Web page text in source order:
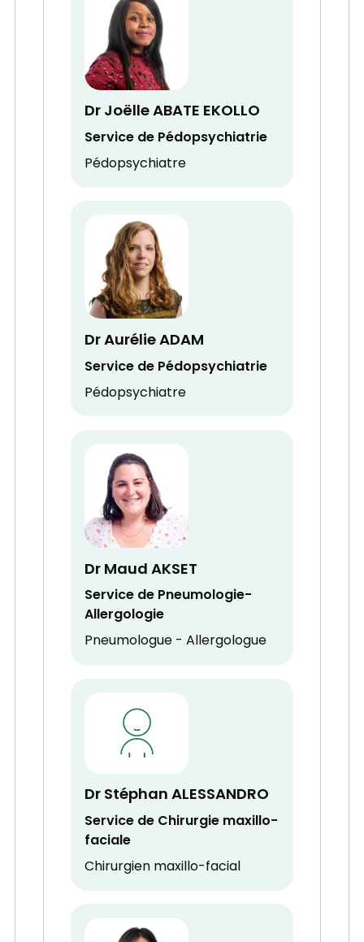
Dr Joëlle ABATE EKOLLO
Service de Pédopsychiatrie
Pédopsychiatre
Dr Aurélie ADAM
Service de Pédopsychiatrie
Pédopsychiatre
Dr Maud AKSET
Service de Pneumologie-
Allergologie
Pneumologue - Allergologue
Dr Stéphan ALESSANDRO
Service de Chirurgie maxillo-
faciale
Chirurgien maxillo-facial